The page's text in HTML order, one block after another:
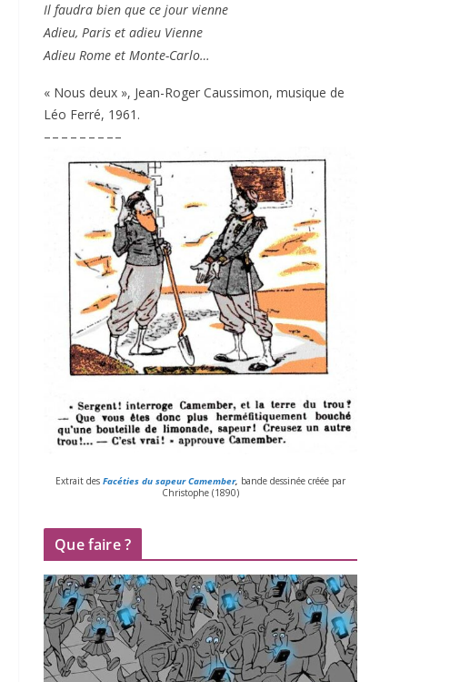
Il fau­dra bien que ce jour vienne
Adieu, Paris et adieu Vienne
Adieu Rome et Monte-Carlo…
« Nous deux », Jean-Roger Caussimon, musique de
Léo Ferré, 1961 .
– – – – – – – – –
Extrait des Facéties du sapeur Camember, bande des­si­née créée par
Christophe (1890)
Que faire ?